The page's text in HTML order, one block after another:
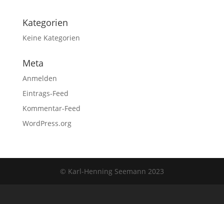
Kategorien
Keine Kategorien
Meta
Anmelden
Eintrags-Feed
Kommentar-Feed
WordPress.org
© Karl-Henning Seemann 2023